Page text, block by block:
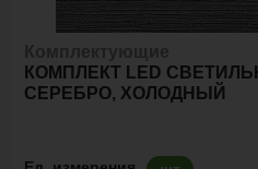
КОМПЛЕКТ LED
СЕРЕБРО, ХОЛОДНЫЙ